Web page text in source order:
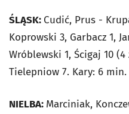
ŚLĄSK: Cudić, Prus -
Koprowski 3, Garbacz 1,
Wróblewski 1, Ścigaj 10 (4
Tielepniow 7. Kary: 6 min.
NIELBA: Marciniak,